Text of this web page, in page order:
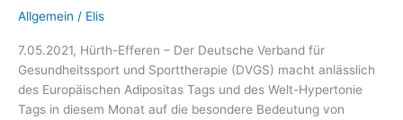
ist
Allgemein / Elis
7.05.2021, Hürth-Efferen – Der Deutsche Verband für
Gesundheitssport und Sporttherapie (DVGS) macht anlässlich
des Europäischen Adipositas Tags und des Welt-Hypertonie
Tags in diesem Monat auf die besondere Bedeutung von